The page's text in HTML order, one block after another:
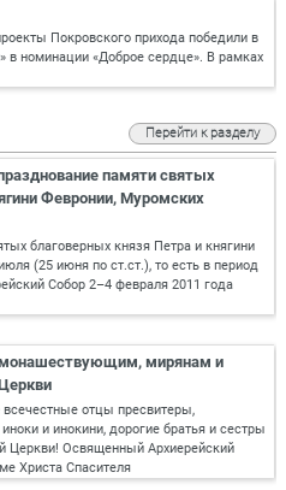
Покровского прихода победили в
в номинации «Доброе сердце». В рамках
Перейти к разделу
памяти святых
Февронии, Муромских
благоверных князя Петра и княгини
(25 июня по ст.ст.), то есть в период
Собор 2–4 февраля 2011 года
монашествующим, мирянам и
отцы пресвитеры,
и инокини, дорогие братья и сестры
Церкви! Освященный Архиерейский
Христа Спасителя